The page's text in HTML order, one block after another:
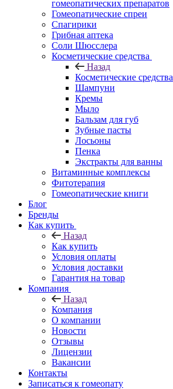
гомеопатических препаратов
Гомеопатические спреи
Спагирики
Грибная аптека
Соли Шюсслера
Косметические средства
Назад
Косметические средства
Шампуни
Кремы
Мыло
Бальзам для губ
Зубные пасты
Лосьоны
Пенка
Экстракты для ванны
Витаминные комплексы
Фитотерапия
Гомеопатические книги
Блог
Бренды
Как купить
Назад
Как купить
Условия оплаты
Условия доставки
Гарантия на товар
Компания
Назад
Компания
О компании
Новости
Отзывы
Лицензии
Вакансии
Контакты
Записаться к гомеопату